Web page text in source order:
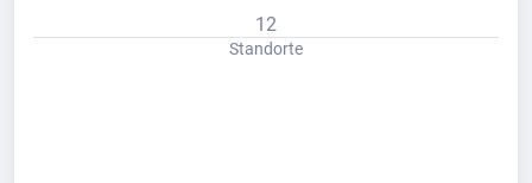
12
Standorte